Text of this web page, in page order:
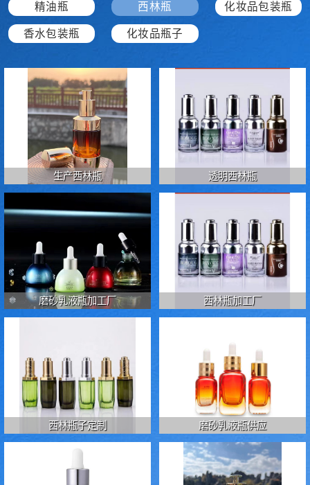
精油瓶 西林瓶 化妆品包装瓶
香水包装瓶 化妆品瓶子
生产西林瓶 透明西林瓶
磨砂乳液瓶加工厂 西林瓶加工厂
西林瓶子定制 磨砂乳液瓶供应